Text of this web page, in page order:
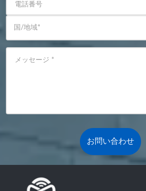
電話番号
国/地域*
メッセージ *
お問い合わせ